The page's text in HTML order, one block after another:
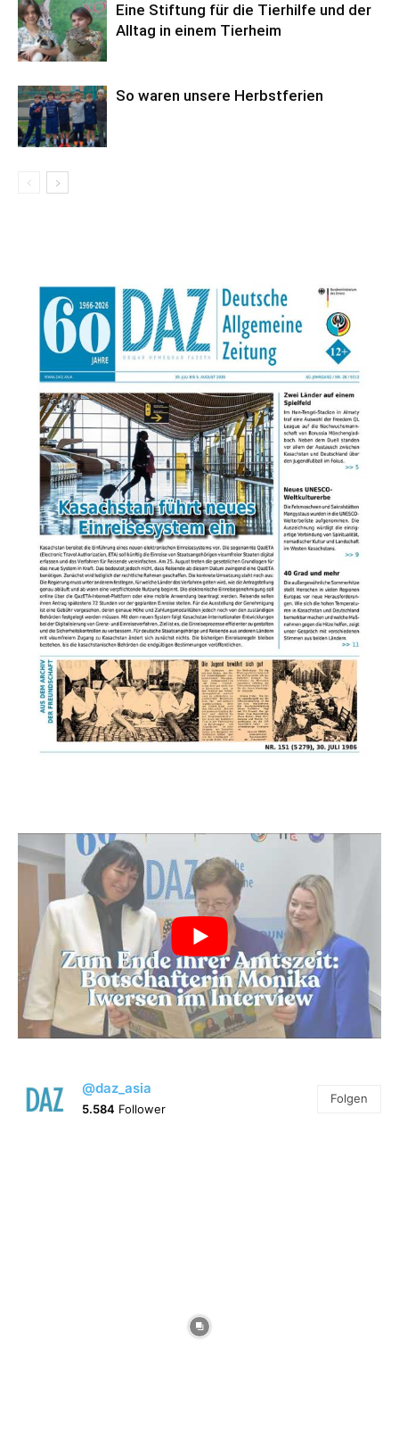
Eine Stiftung für die Tierhilfe und der
Alltag in einem Tierheim
So waren unsere Herbstferien
@daz_asia
5.584 Follower
Folgen